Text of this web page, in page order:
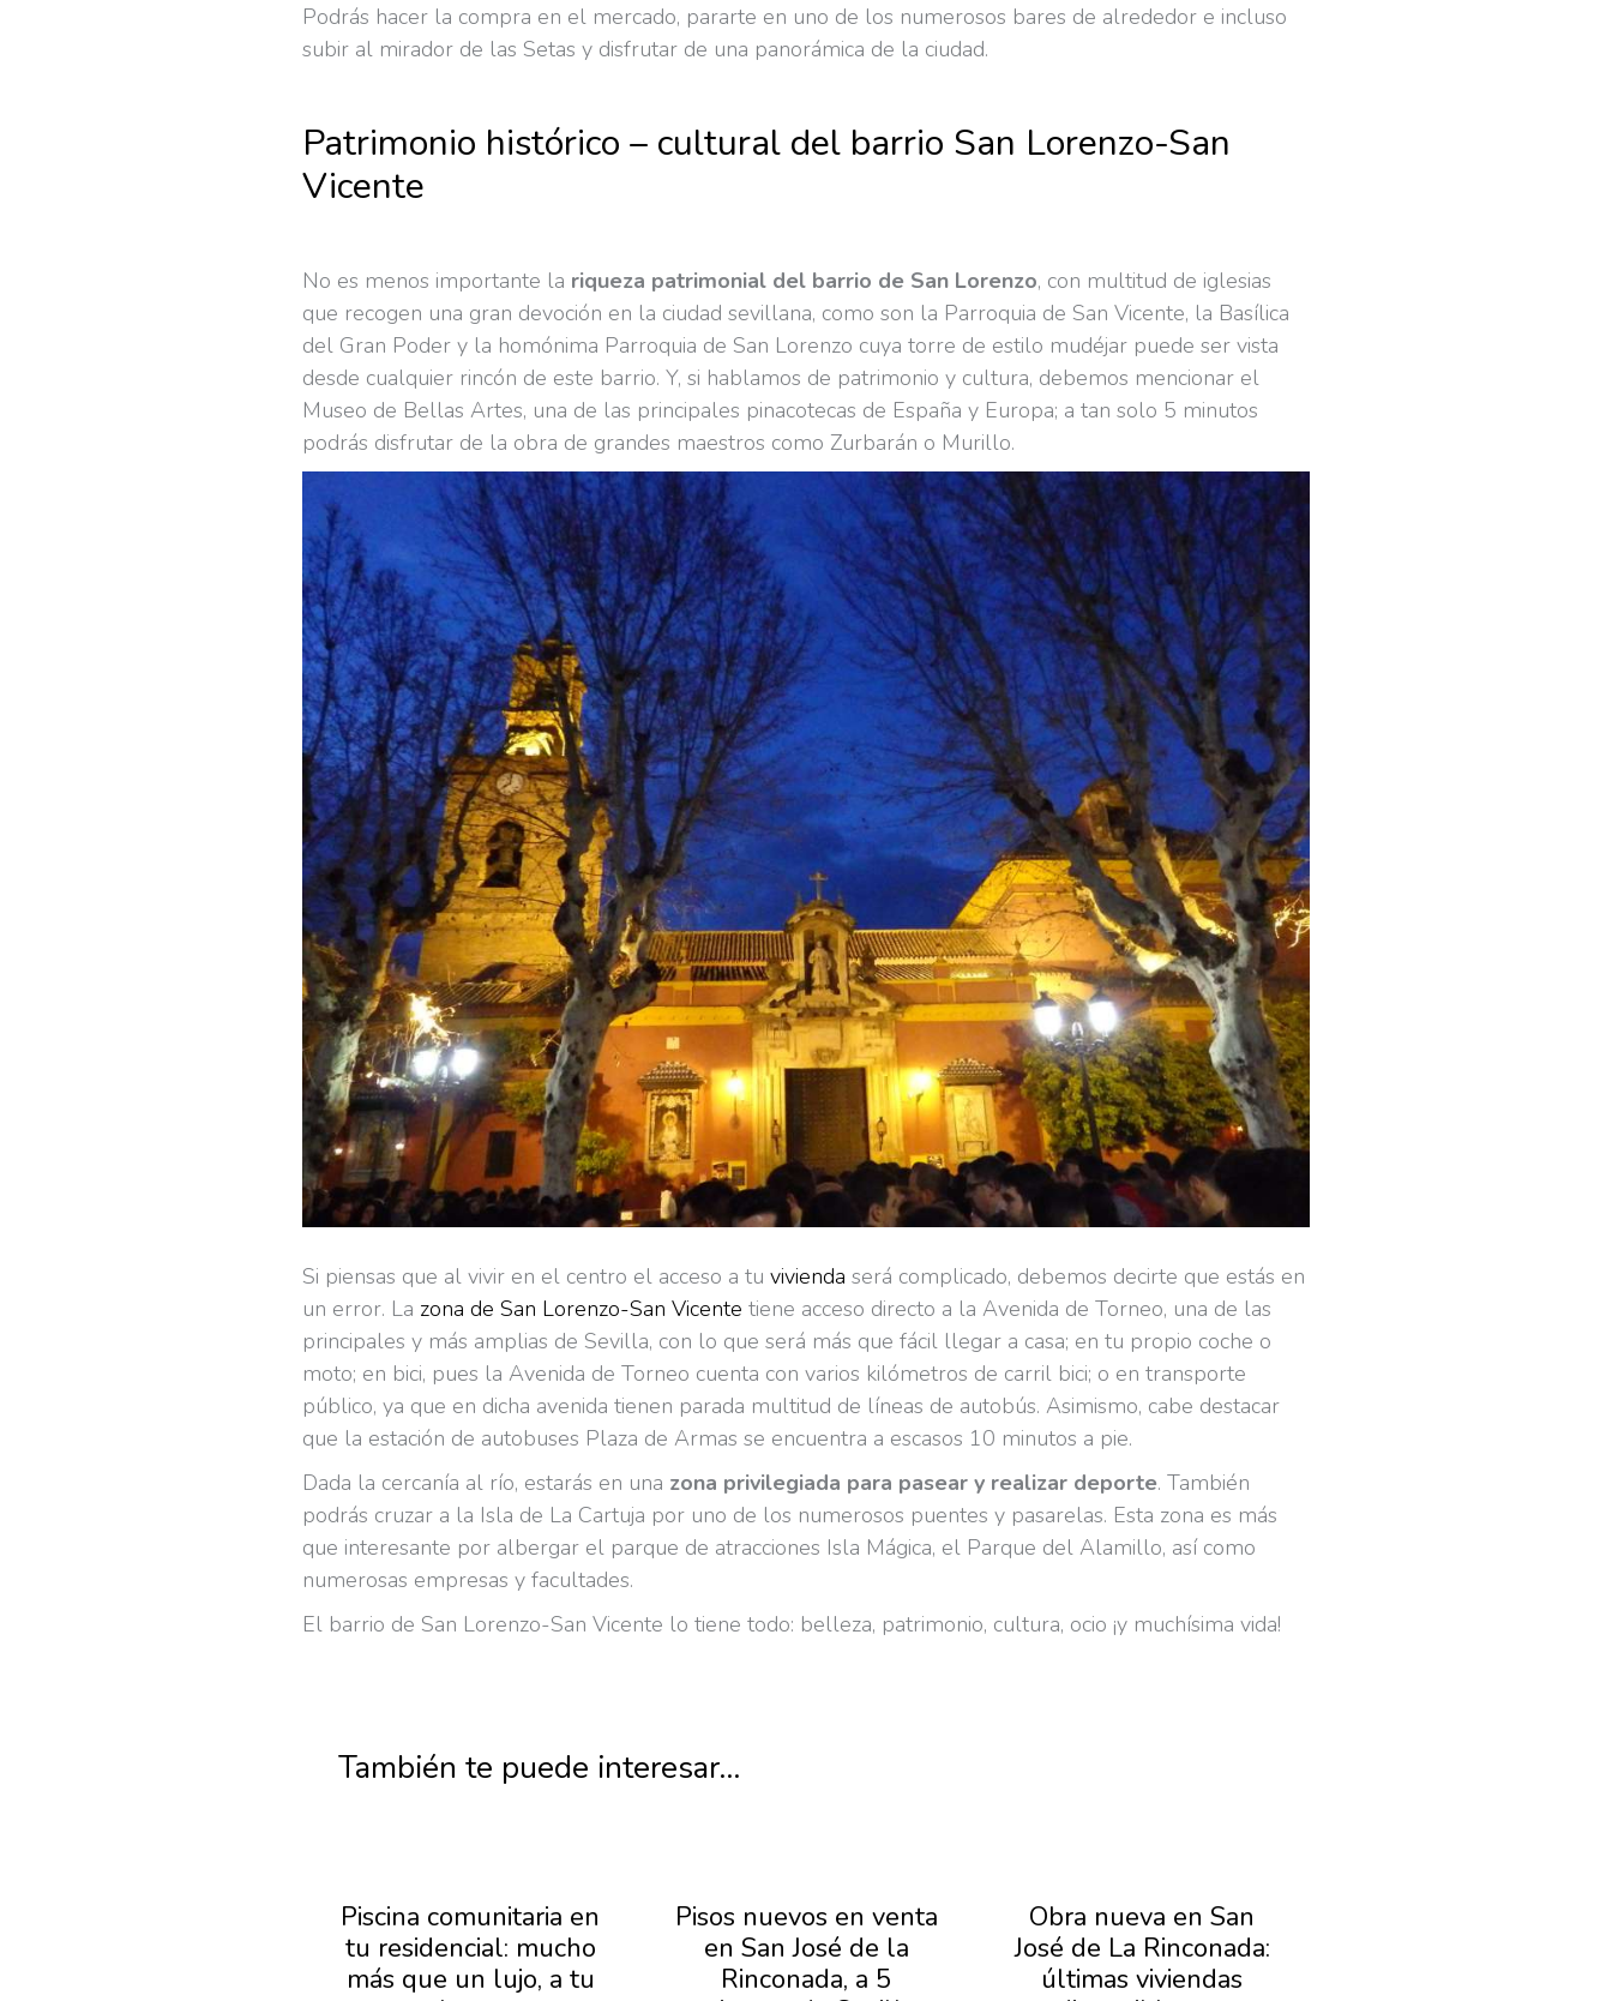
Podrás hacer la compra en el mercado, pararte en uno de los numerosos bares de alrededor e incluso
subir al mirador de las Setas y disfrutar de una panorámica de la ciudad.
Patrimonio histórico – cultural del barrio San Lorenzo-San
Vicente
No es menos importante la riqueza patrimonial del barrio de San Lorenzo, con multitud de iglesias
que recogen una gran devoción en la ciudad sevillana, como son la Parroquia de San Vicente, la Basílica
del Gran Poder y la homónima Parroquia de San Lorenzo cuya torre de estilo mudéjar puede ser vista
desde cualquier rincón de este barrio. Y, si hablamos de patrimonio y cultura, debemos mencionar el
Museo de Bellas Artes, una de las principales pinacotecas de España y Europa; a tan solo 5 minutos
podrás disfrutar de la obra de grandes maestros como Zurbarán o Murillo.
Si piensas que al vivir en el centro el acceso a tu vivienda será complicado, debemos decirte que estás en
un error. La zona de San Lorenzo-San Vicente tiene acceso directo a la Avenida de Torneo, una de las
principales y más amplias de Sevilla, con lo que será más que fácil llegar a casa; en tu propio coche o
moto; en bici, pues la Avenida de Torneo cuenta con varios kilómetros de carril bici; o en transporte
público, ya que en dicha avenida tienen parada multitud de líneas de autobús. Asimismo, cabe destacar
que la estación de autobuses Plaza de Armas se encuentra a escasos 10 minutos a pie.
Dada la cercanía al río, estarás en una zona privilegiada para pasear y realizar deporte. También
podrás cruzar a la Isla de La Cartuja por uno de los numerosos puentes y pasarelas. Esta zona es más
que interesante por albergar el parque de atracciones Isla Mágica, el Parque del Alamillo, así como
numerosas empresas y facultades.
El barrio de San Lorenzo-San Vicente lo tiene todo: belleza, patrimonio, cultura, ocio ¡y muchísima vida!
También te puede interesar...
Piscina comunitaria en
tu residencial: mucho
más que un lujo, a tu
Pisos nuevos en venta
en San José de la
Rinconada, a 5
Obra nueva en San
José de La Rinconada:
últimas viviendas